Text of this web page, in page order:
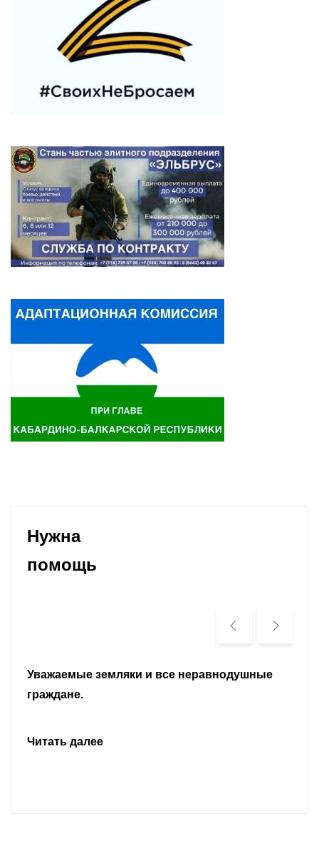
Нужна
помощь
Уважаемые земляки и все неравнодушные
граждане.
Читать далее